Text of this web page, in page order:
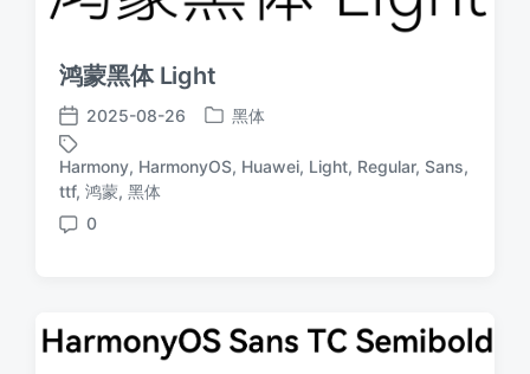
鸿蒙黑体 Light
发
布
日
期
2025-08-26
发
于
黑体
标
Harmony, HarmonyOS, Huawei, Light, Regular, Sans,
ttf, 鸿蒙, 黑体
评
0